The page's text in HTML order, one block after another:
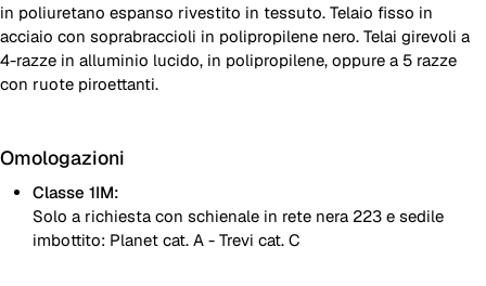
in poliuretano espanso rivestito in tessuto. Telaio fisso in
acciaio con soprabraccioli in polipropilene nero. Telai girevoli a
4-razze in alluminio lucido, in polipropilene, oppure a 5 razze
con ruote piroettanti.
Omologazioni
Classe 1IM:
Solo a richiesta con schienale in rete nera 223 e sedile
imbottito: Planet cat. A - Trevi cat. C